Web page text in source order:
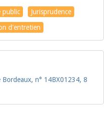
public
Jurisprudence
d'entretien
Bordeaux, n° 14BX01234, 8